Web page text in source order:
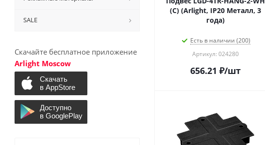
(C) (Arlight, IP20 Металл, 3
года)
Есть в наличии (200)
Артикул: 024280
656.21 ₽/шт
SALE
Скачайте бесплатное приложение
Arlight Moscow